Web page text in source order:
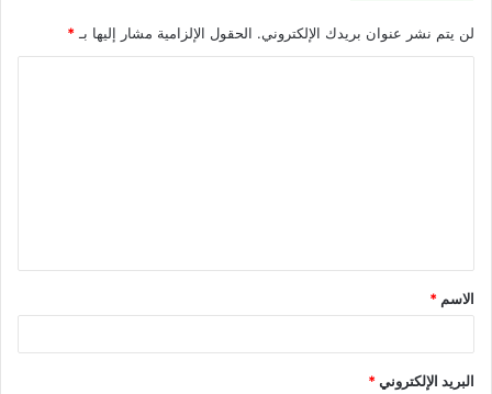
لن يتم نشر عنوان بريدك الإلكتروني. الحقول الإلزامية مشار إليها بـ *
الاسم *
البريد الإلكتروني*